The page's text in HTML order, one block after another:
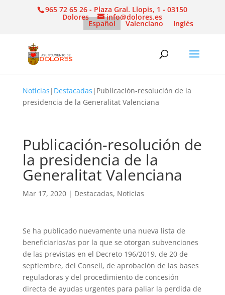
965 72 65 26 - Plaza Gral. Llopis, 1 - 03150
Dolores info@dolores.es
Español Valenciano Inglés
Noticias | Destacadas | Publicación-resolución de la
presidencia de la Generalitat Valenciana
Publicación-resolución de
la presidencia de la
Generalitat Valenciana
Mar 17, 2020| Destacadas, Noticias
Se ha publicado nuevamente una nueva lista de
beneficiarios/as por la que se otorgan subvenciones
de las previstas en el Decreto 196/2019, de 20 de
septiembre, del Consell, de aprobación de las bases
reguladoras y del procedimiento de concesión
directa de ayudas urgentes para paliar la perdida de